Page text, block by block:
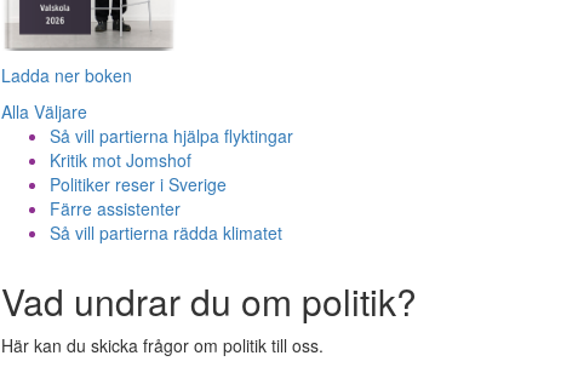
Ladda ner boken
Alla Väljare
Så vill partierna hjälpa flyktingar
Kritik mot Jomshof
Politiker reser i Sverige
Färre assistenter
Så vill partierna rädda klimatet
Vad undrar du om politik?
Här kan du skicka frågor om politik till oss.